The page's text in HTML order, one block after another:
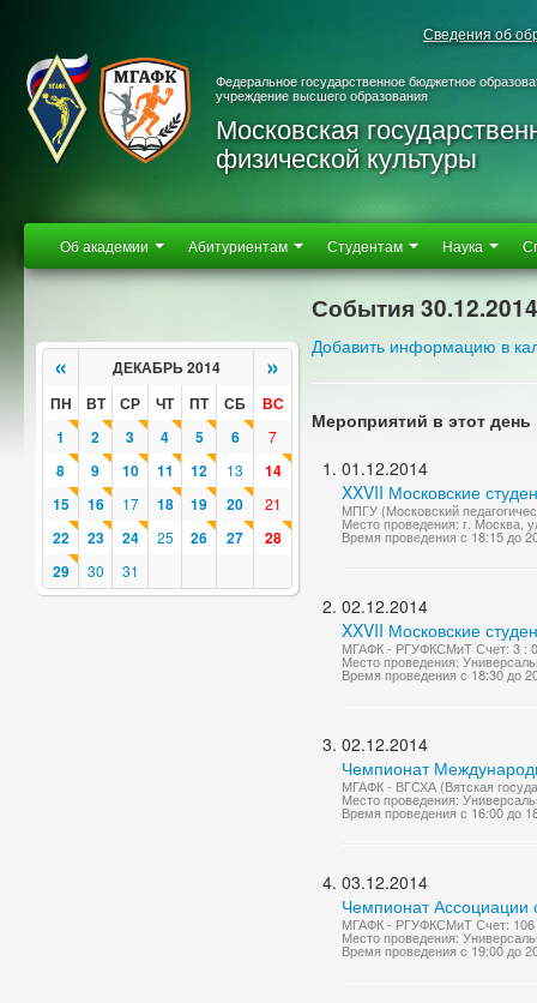
Сведения об
Федеральное государственное бюджетное
учреждение высшего образования
Московская
физической культуры
Об академии Абитуриентам Студентам Наука
« ДЕКАБРЬ 2014 »
ПН ВТ СР ЧТ ПТ СБ
ВС
1
2 3 4 5 6 7
8 9 10 11 12 13
14
15
16 17 18 19 20 21
22 23 24 25 26 27
28
29
30 31
События 30.12.2014
Добавить информацию в
Мероприятий в этот день
01.12.2014
XXVII Московские
МПГУ (Московский
Место проведения: г. Москва,
Время проведения с 18:15 до
02.12.2014
XXVII Московские
МГАФК - РГУФКСМиТ Счет: 3 :
Место проведения:
Время проведения с 18:30 до
02.12.2014
Чемпионат
МГАФК - ВГСХА (Вятская
Место проведения:
Время проведения с 16:00 до
03.12.2014
Чемпионат Ассоциации
МГАФК - РГУФКСМиТ Счет: 106
Место проведения:
Время проведения с 19:00 до